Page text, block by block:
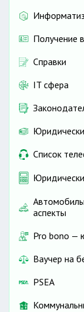
Получение
Справки
IT сфера
Список
аспекты
Pro bono —
Ваучер на
PSEA